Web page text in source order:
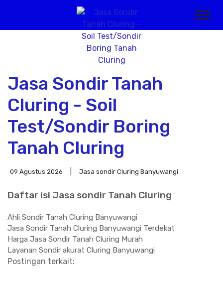
Jasa Sondir Tanah
Cluring - Soil
Test/Sondir Boring
Tanah Cluring
09 Agustus 2026 Jasa sondir Cluring Banyuwangi
Daftar isi Jasa sondir Tanah Cluring
Ahli Sondir Tanah Cluring Banyuwangi
Jasa Sondir Tanah Cluring Banyuwangi Terdekat
Harga Jasa Sondir Tanah Cluring Murah
Layanan Sondir akurat Cluring Banyuwangi
Postingan terkait: